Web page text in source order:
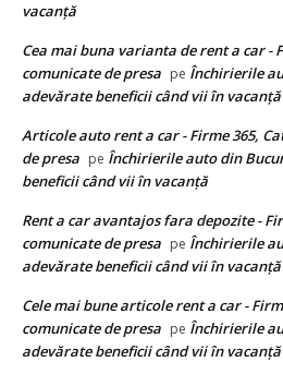
vacanță
Cea mai buna varianta de rent a car -
comunicate de presa pe Închirierile
adevărate beneficii când vii în vacanță
Articole auto rent a car - Firme 365,
de presa pe Închirierile auto din
beneficii când vii în vacanță
Rent a car avantajos fara depozite -
comunicate de presa pe Închirierile
adevărate beneficii când vii în vacanță
Cele mai bune articole rent a car -
comunicate de presa pe Închirierile
adevărate beneficii când vii în vacanță